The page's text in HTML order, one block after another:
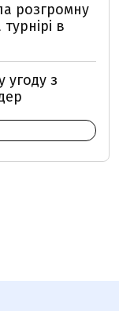
розгромну
в
угоду з